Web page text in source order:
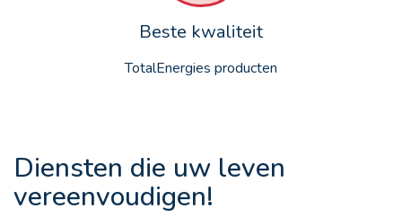
Beste kwaliteit
TotalEnergies producten
Diensten die uw leven
vereenvoudigen!